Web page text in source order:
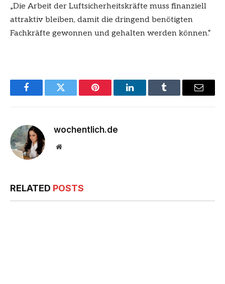
„Die Arbeit der Luftsicherheitskräfte muss finanziell
attraktiv bleiben, damit die dringend benötigten
Fachkräfte gewonnen und gehalten werden können.“
FacebookTwitter Pinterest LinkedInTumblr Email
wochentlich.de
Website
RELATED POSTS